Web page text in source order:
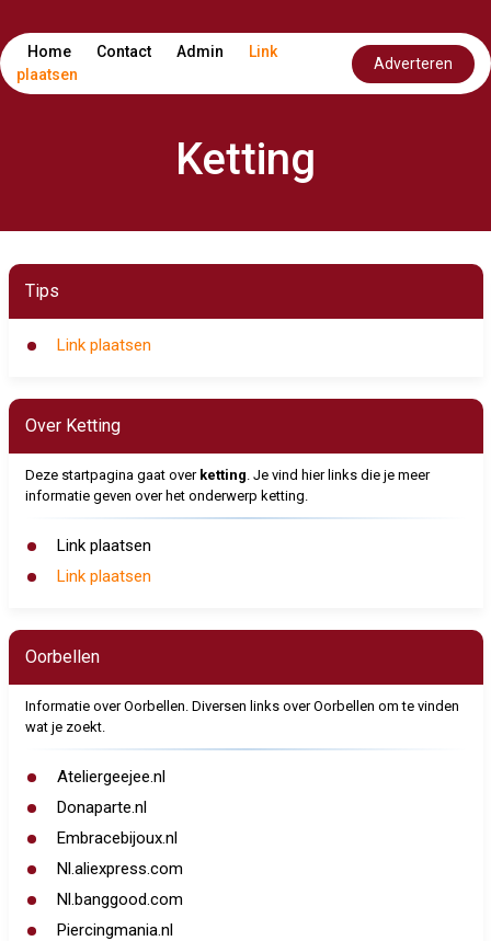
Home Contact Admin
Link
plaatsen
Adverteren
Ketting
Tips
Link plaatsen
Over Ketting
Deze startpagina gaat over ketting. Je vind hier links die je meer
informatie geven over het onderwerp ketting.
Link plaatsen
Link plaatsen
Oorbellen
Informatie over Oorbellen. Diversen links over Oorbellen om te vinden
wat je zoekt.
Ateliergeejee.nl
Donaparte.nl
Embracebijoux.nl
Nl.aliexpress.com
Nl.banggood.com
Piercingmania.nl